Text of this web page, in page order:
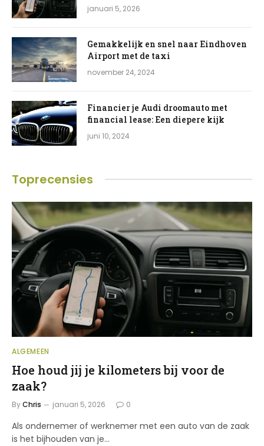
januari 5, 2026
Gemakkelijk en snel naar Eindhoven
Airport met de taxi
november 24, 2024
Financier je Audi droomauto met
financial lease: Een diepere kijk
juni 10, 2024
Toprecensies
ALGEMEEN
Hoe houd jij je kilometers bij voor de
zaak?
ByChris januari 5, 2026 0
Als ondernemer of werknemer met een auto van de zaak
is het bijhouden van je…